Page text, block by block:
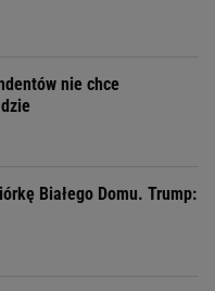
nie chce
Białego Domu. Trump: